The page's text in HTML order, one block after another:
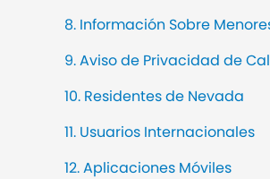
8. Información Sobre
9. Aviso de Privacidad de
10. Residentes de Nevada
11. Usuarios Internacionales
12. Aplicaciones Móviles